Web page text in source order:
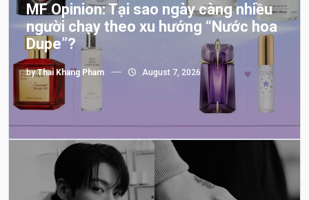
MF Opinion: Tại sao ngày càng nhiều
người chạy theo xu hướng “Nước hoa
Dupe”?
byThai Khang Pham August 7, 2026